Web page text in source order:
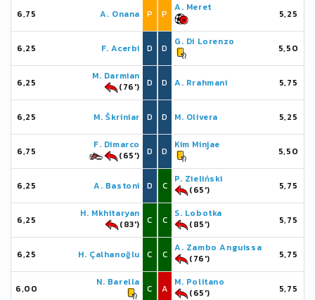
6,75 A. Onana P
6,25 F. Acerbi D
6,25
M. Darmian
(76')
D
6,25 M. Škriniar D
6,75
F. Dimarco
(65')
D
6,25 A. Bastoni D
6,25
H. Mkhitaryan
(83')
C
6,25 H. Çalhanoğlu C
6,00
N. Barella
C
P
A. Meret
5,25
D
G. Di Lorenzo
5,50
D A. Rrahmani 5,75
D M. Olivera 5,25
D
Kim Minjae
5,50
C
P. Zieliński
(65')
5,75
C
S. Lobotka
(85')
5,75
C
A. Zambo Anguissa
(76')
5,75
A
M. Politano
(65')
5,75